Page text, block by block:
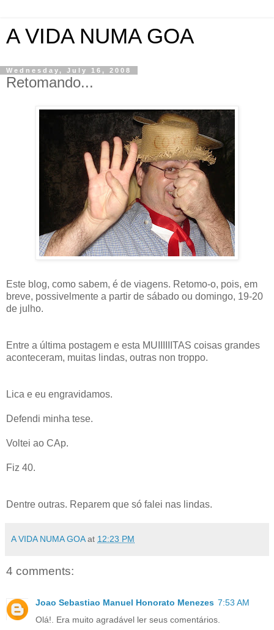
A VIDA NUMA GOA
Wednesday, July 16, 2008
Retomando...
Este blog, como sabem, é de viagens. Retomo-o, pois, em
breve, possivelmente a partir de sábado ou domingo, 19-20
de julho.
Entre a última postagem e esta MUIIIIIITAS coisas grandes
aconteceram, muitas lindas, outras non troppo.
Lica e eu engravidamos.
Defendi minha tese.
Voltei ao CAp.
Fiz 40.
Dentre outras. Reparem que só falei nas lindas.
A VIDA NUMA GOA at 12:23 PM
4 comments:
Joao Sebastiao Manuel Honorato Menezes 7:53 AM
Olá!. Era muito agradável ler seus comentários.